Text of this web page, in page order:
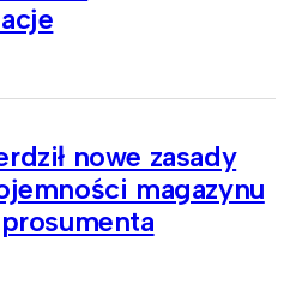
nowe zasady
magazynu